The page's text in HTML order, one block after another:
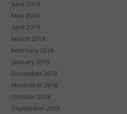
June 2019
May 2019
April 2019
March 2019
February 2019
January 2019
December 2018
November 2018
October 2018
September 2018